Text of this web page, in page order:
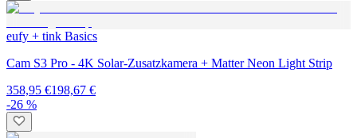
eufy + tink Basics
Cam S3 Pro - 4K Solar-Zusatzkamera + Matter Neon Light Strip
358,95 €198,67 €
-26 %